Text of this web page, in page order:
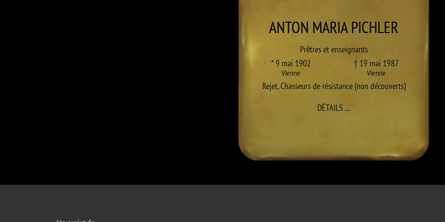
ANTON MARIAPICHLER
Prêtres et enseignants
* 9 mai 1902
Vienne
† 19 mai 1987
Vienne
Rejet,Chasseurs de résistance (non découverts)
DÉTAILS…À ANTON MARIA PICHLER